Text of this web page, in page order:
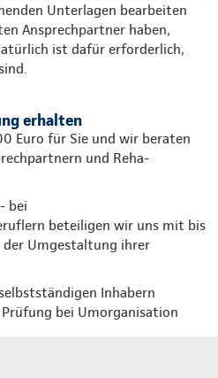
Unterlagen bearbeiten
Ansprechpartner haben,
ist dafür erforderlich,
erhalten
Euro für Sie und wir beraten
und Reha-
bei
beteiligen wir uns mit bis
der Umgestaltung ihrer
Inhabern
bei Umorganisation